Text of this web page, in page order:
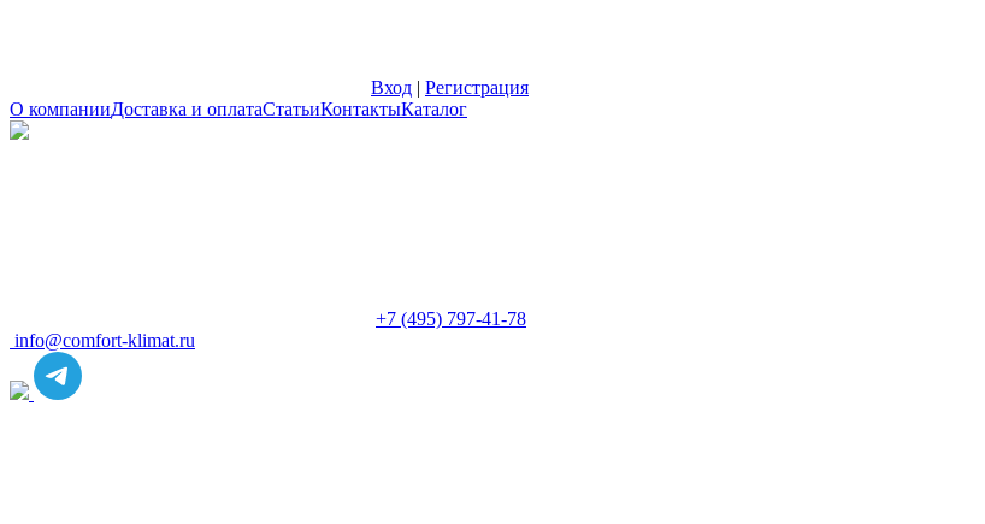
Вход | Регистрация
О компанииДоставка и оплатаСтатьиКонтактыКаталог
+7 (495) 797-41-78
info@comfort-klimat.ru